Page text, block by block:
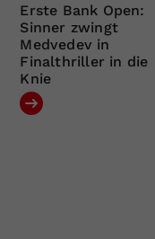
Erste Bank Open:
Sinner zwingt
Medvedev in
Finalthriller in die
Knie